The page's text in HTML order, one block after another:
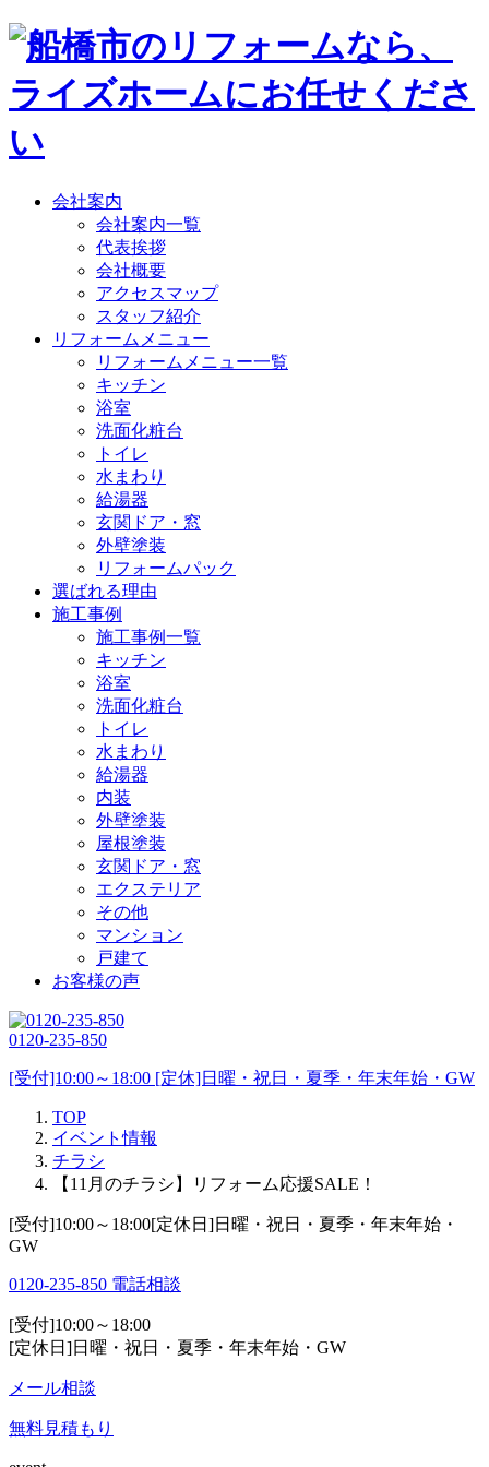
会社案内
会社案内一覧
代表挨拶
会社概要
アクセスマップ
スタッフ紹介
リフォームメニュー
リフォームメニュー一覧
キッチン
浴室
洗面化粧台
トイレ
水まわり
給湯器
玄関ドア・窓
外壁塗装
リフォームパック
選ばれる理由
施工事例
施工事例一覧
キッチン
浴室
洗面化粧台
トイレ
水まわり
給湯器
内装
外壁塗装
屋根塗装
玄関ドア・窓
エクステリア
その他
マンション
戸建て
お客様の声
0120-235-850
[受付]10:00～18:00 [定休]日曜・祝日・夏季・年末年始・GW
TOP
イベント情報
チラシ
【11月のチラシ】リフォーム応援SALE！
[受付]10:00～18:00[定休日]日曜・祝日・夏季・年末年始・
GW
0120-235-850 電話相談
[受付]10:00～18:00
[定休日]日曜・祝日・夏季・年末年始・GW
メール相談
無料見積もり